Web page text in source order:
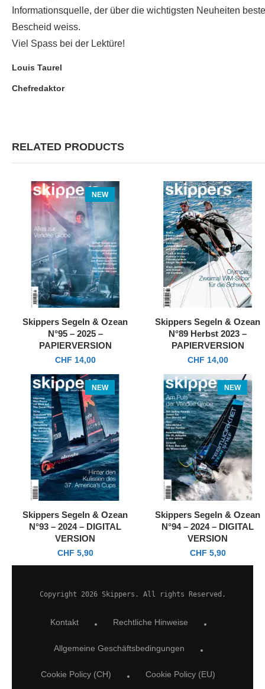
Informationsquelle, der über die wichtigsten Neuheiten
Bescheid weiss.
Viel Spass bei der Lektüre!
Louis Taurel
Chefredaktor
RELATED PRODUCTS
NEW
Skippers Segeln & Ozean
N°95 – 2025 –
PAPIERVERSION
CHF 14,00
Skippers Segeln & Ozean
N°89 Herbst 2023 –
PAPIERVERSION
CHF 14,00
NEW
Skippers Segeln & Ozean
N°93 – 2024 – DIGITAL
VERSION
CHF 5,90
NEW
Skippers Segeln & Ozean
N°94 – 2024 – DIGITAL
VERSION
CHF 5,90
Copyright 2026 Skippers. All rights Reserved.
Kontakt Rechtliche Hinweise
Allgemeine Geschäftsbedingungen
Cookie Policy (CH) Cookie Policy (EU)